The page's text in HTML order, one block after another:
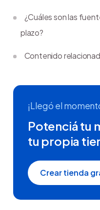
¿Cuáles son las
plazo?
Contenido
¡Llegó el
Potenciá tu
tu propia
Crear tienda